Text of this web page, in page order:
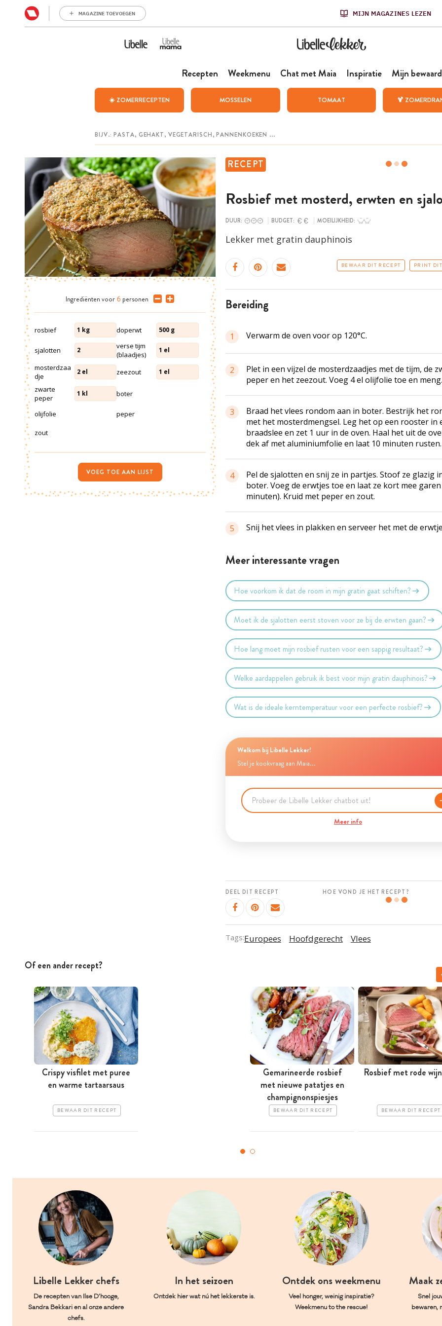
MAGAZINE TOEVOEGEN MIJN MAGAZINES LEZEN
Recepten Weekmenu Chat met Maia Inspiratie Mijn
☀️ ZOMERRECEPTEN MOSSELEN TOMAAT 🍹
RECEPT
Rosbief met mosterd, erwten en
DUUR: BUDGET: MOEILIJKHEID:
Lekker met gratin dauphinois
BEWAAR DIT RECEPT PRINT
bereiding
1 Verwarm de oven voor op 120°C.
2
Plet in een vijzel de mosterdzaadjes met de tijm, de
peper en het zeezout. Voeg 4 el olijfolie toe en meng.
3
Braad het vlees rondom aan in boter. Bestrijk het
met het mosterdmengsel. Leg het op een rooster in
braadslee en zet 1 uur in de oven. Haal het uit de
dek af met aluminiumfolie en laat 10 minuten rusten.
4
Pel de sjalotten en snij ze in partjes. Stoof ze glazig
boter. Voeg de erwtjes toe en laat ze kort mee garen
minuten). Kruid met peper en zout.
5 Snij het vlees in plakken en serveer het met de
Meer interessante vragen
Hoe voorkom ik dat de room in mijn gratin gaat schiften?
Moet ik de sjalotten eerst stoven voor ze bij de erwten gaan?
Hoe lang moet mijn rosbief rusten voor een sappig resultaat?
Welke aardappelen gebruik ik best voor mijn gratin dauphinois?
Wat is de ideale kerntemperatuur voor een perfecte rosbief?
Welkom bij Libelle Lekker!
Stel je kookvraag aan Maia...
Meer info
DEEL DIT RECEPT HOE VOND JE HET RECEPT?
Tags:Europees Hoofdgerecht Vlees
Ingrediënten voor 6 personen
rosbief 1 kg doperwt 500 g
sjalotten 2
verse tijm
(blaadjes)
1 el
mosterdzaa
dje
2 el zeezout 1 el
zwarte
peper
1 kl boter
olijfolie peper
zout
VOEG TOE AAN LIJST
Of een ander recept?
Crispy visfilet met puree
en warme tartaarsaus
BEWAAR DIT RECEPT
Gemarineerde rosbief
met nieuwe patatjes en
champignonspiesjes
BEWAAR DIT RECEPT
Rosbief met rode
BEWAAR DIT RECEPT
Libelle Lekker chefs
De recepten van Ilse D’hooge,
Sandra Bekkari en al onze andere
chefs.
In het seizoen
Ontdek hier wat nú het lekkerste is.
Ontdek ons weekmenu
Veel honger, weinig inspiratie?
Weekmenu to the rescue!
Maak
Snel
bewaren,